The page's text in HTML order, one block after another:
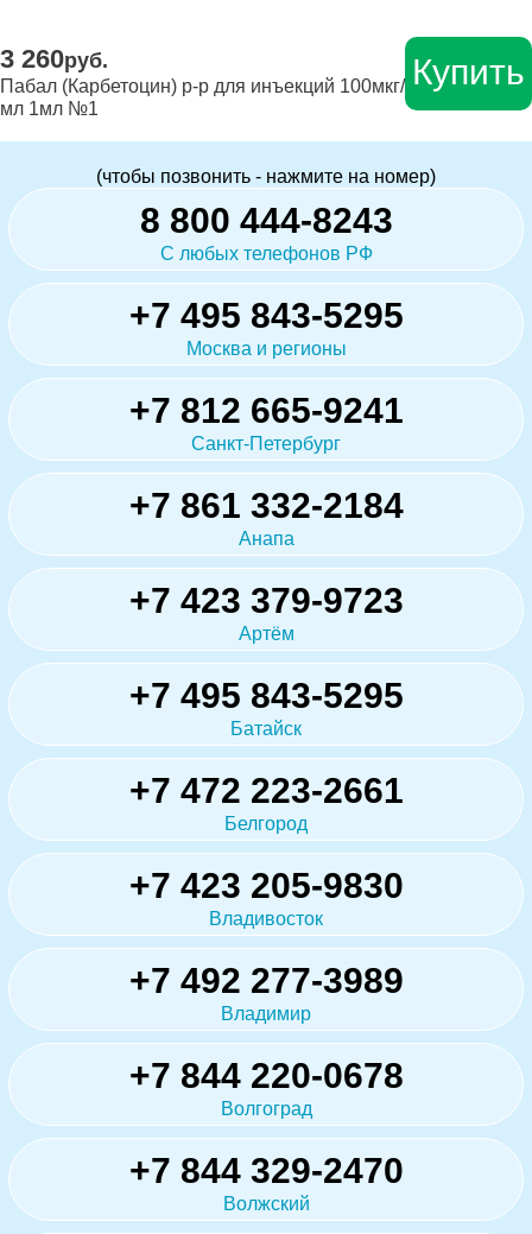
3 260руб.
Пабал (Карбетоцин) р-р для инъекций 100мкг/
мл 1мл №1
Купить
(чтобы позвонить - нажмите на номер)
8 800 444-8243
С любых телефонов РФ
+7 495 843-5295
Москва и регионы
+7 812 665-9241
Санкт-Петербург
+7 861 332-2184
Анапа
+7 423 379-9723
Артём
+7 495 843-5295
Батайск
+7 472 223-2661
Белгород
+7 423 205-9830
Владивосток
+7 492 277-3989
Владимир
+7 844 220-0678
Волгоград
+7 844 329-2470
Волжский